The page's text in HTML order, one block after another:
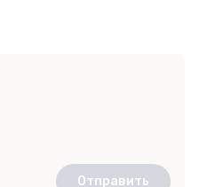
Отправить